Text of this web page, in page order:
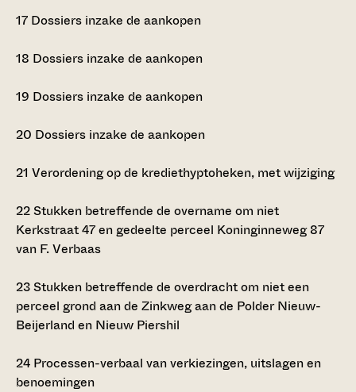
17 Dossiers inzake de aankopen
18 Dossiers inzake de aankopen
19 Dossiers inzake de aankopen
20 Dossiers inzake de aankopen
21 Verordening op de krediethyptoheken, met wijziging
22Stukken betreffende de overname om niet
Kerkstraat 47 en gedeelte perceel Koninginneweg 87
van F. Verbaas
23Stukken betreffende de overdracht om niet een
perceel grond aan de Zinkweg aan de Polder Nieuw-
Beijerland en Nieuw Piershil
24 Processen-verbaal van verkiezingen, uitslagen en
benoemingen